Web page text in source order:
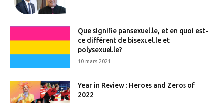
Que signifie pansexuel.le, et en quoi est-
ce différent de bisexuel.le et
polysexuel.le?
10 mars 2021
Year in Review : Heroes and Zeros of
2022